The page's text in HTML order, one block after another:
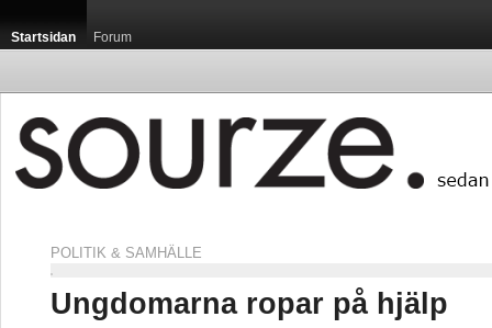
Startsidan Forum
POLITIK & SAMHÄLLE
Ungdomarna ropar på hjälp